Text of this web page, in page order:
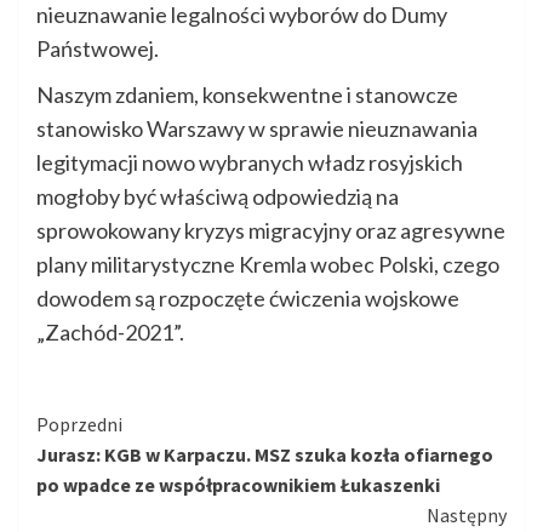
nieuznawanie legalności wyborów do Dumy
Państwowej.
Naszym zdaniem, konsekwentne i stanowcze
stanowisko Warszawy w sprawie nieuznawania
legitymacji nowo wybranych władz rosyjskich
mogłoby być właściwą odpowiedzią na
sprowokowany kryzys migracyjny oraz agresywne
plany militarystyczne Kremla wobec Polski, czego
dowodem są rozpoczęte ćwiczenia wojskowe
„Zachód-2021”.
Kontynuuj
czytanie
Poprzedni
Jurasz: KGB w Karpaczu. MSZ szuka kozła ofiarnego
po wpadce ze współpracownikiem Łukaszenki
Następny